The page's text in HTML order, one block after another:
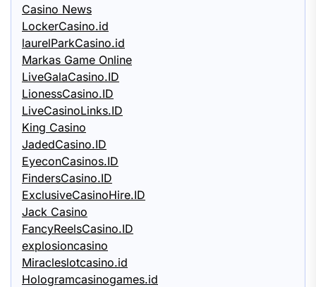
Casino News
LockerCasino.id
laurelParkCasino.id
Markas Game Online
LiveGalaCasino.ID
LionessCasino.ID
LiveCasinoLinks.ID
King Casino
JadedCasino.ID
EyeconCasinos.ID
FindersCasino.ID
ExclusiveCasinoHire.ID
Jack Casino
FancyReelsCasino.ID
explosioncasino
Miracleslotcasino.id
Hologramcasinogames.id